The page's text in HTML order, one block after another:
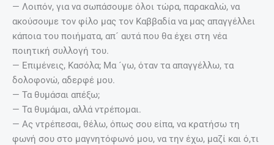
— Λοιπόν, για να σωπάσουμε όλοι τώρα, παρακαλώ, να
ακούσουμε τον φίλο μας τον Καββαδία να μας απαγγέλλει
κάποια του ποιήματα, απ´ αυτά που θα έχει στη νέα
ποιητική συλλογή του.
— Επιμένεις, Κασόλα; Μα ´γω, όταν τα απαγγέλλω, τα
δολοφονώ, αδερφέ μου.
— Τα θυμάσαι απέξω;
— Τα θυμάμαι, αλλά ντρέπομαι.
— Ας ντρέπεσαι, θέλω, όπως σου είπα, να κρατήσω τη
φωνή σου στο μαγνητόφωνό μου, να την έχω, μαζί και ό,τι